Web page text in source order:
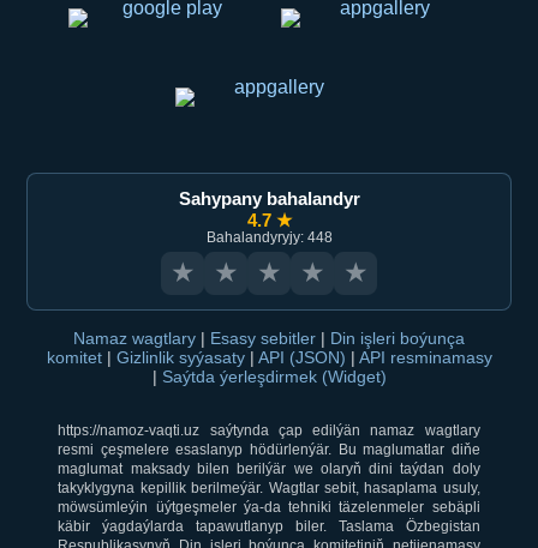
Sahypany bahalandyr
4.7 ★
Bahalandyryjy: 448
★ ★ ★ ★ ★
Namaz wagtlary | Esasy sebitler | Din işleri boýunça
komitet | Gizlinlik syýasaty | API (JSON) | API resminamasy
| Saýtda ýerleşdirmek (Widget)
https://namoz-vaqti.uz saýtynda çap edilýän namaz wagtlary
resmi çeşmelere esaslanyp hödürlenýär. Bu maglumatlar diňe
maglumat maksady bilen berilýär we olaryň dini taýdan doly
takyklygyna kepillik berilmeýär. Wagtlar sebit, hasaplama usuly,
möwsümleýin üýtgeşmeler ýa-da tehniki täzelenmeler sebäpli
käbir ýagdaýlarda tapawutlanyp biler. Taslama Özbegistan